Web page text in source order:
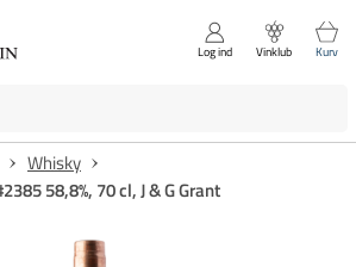
Luk
Log ind Vinklub Kurv
Whisky
58,8%, 70 cl, J & G Grant